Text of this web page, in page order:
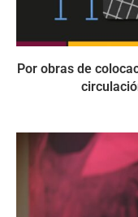
Por obras de